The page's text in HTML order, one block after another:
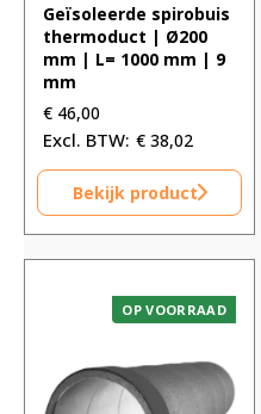
Geïsoleerde spirobuis
thermoduct | Ø200
mm | L= 1000 mm | 9
mm
€ 46,00
€ 38,02
Bekijk product
OP VOORRAAD